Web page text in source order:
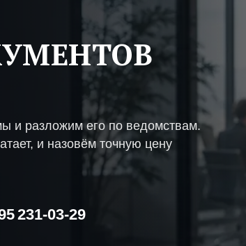
и разложим его по ведомствам.
и назовём точную цену
231-03-29